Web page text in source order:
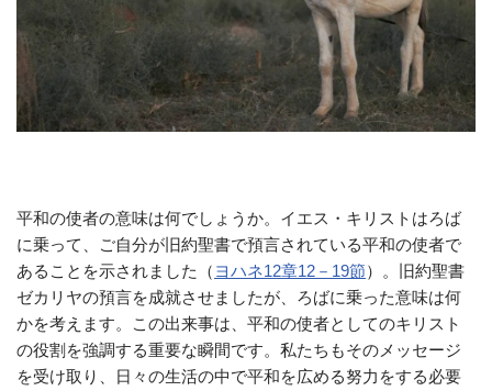
平和の使者の意味は何でしょうか。イエス・キリストはろば
に乗って、ご自分が旧約聖書で預言されている平和の使者で
あることを示されました（ ヨハネ12章12－19節）。旧約聖書
ゼカリヤの預言を成就させましたが、ろばに乗った意味は何
かを考えます。この出来事は、平和の使者としてのキリスト
の役割を強調する重要な瞬間です。私たちもそのメッセージ
を受け取り、日々の生活の中で平和を広める努力をする必要